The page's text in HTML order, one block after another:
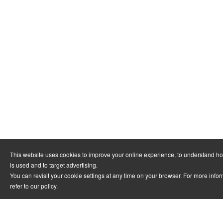
This website uses cookies to improve your online experience, to understand
is used and to target advertising.
You can revisit your cookie settings at any time on your browser. For more
refer to our policy.